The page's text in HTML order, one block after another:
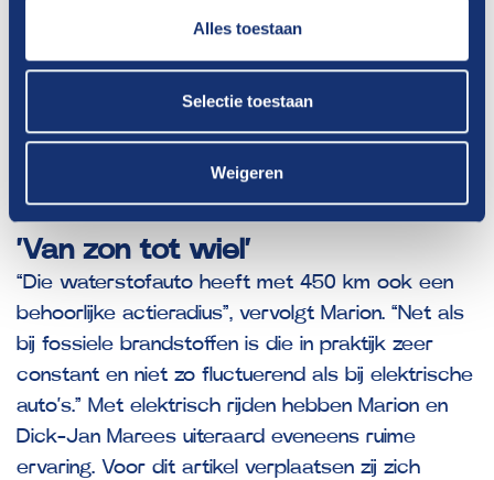
Alles toestaan
Selectie toestaan
Weigeren
om die energiedrager te promoten – hebben we
zelf een waterstofauto: een Toyota Mirai. Door de
uitstekende dekking in Duitsland van
waterstoftankpunten zijn we daarmee laatst
‘Van zon tot wiel’
“Die waterstofauto heeft met 450 km ook een
behoorlijke actieradius”, vervolgt Marion. “Net als
bij fossiele brandstoffen is die in praktijk zeer
constant en niet zo fluctuerend als bij elektrische
auto’s.” Met elektrisch rijden hebben Marion en
Dick-Jan Marees uiteraard eveneens ruime
ervaring. Voor dit artikel verplaatsen zij zich